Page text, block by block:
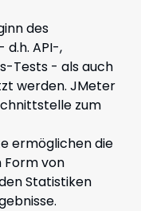
des
d.h. API-,
Tests - als auch
werden. JMeter
zum
ermöglichen die
Form von
Statistiken